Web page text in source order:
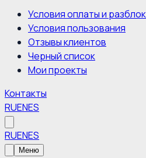
Условия оплаты и
Условия пользования
Отзывы клиентов
Черный список
Мои проекты
Контакты
RUENES
RUENES
Меню